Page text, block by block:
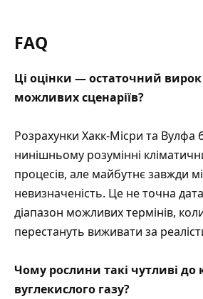
FAQ
Ці оцінки — остаточний
можливих сценаріїв?
Розрахунки Хакк-Місри та Вулфа
нинішньому розумінні
процесів, але майбутнє завжди
невизначеність. Це не точна дата
діапазон можливих термінів,
перестануть виживати за
Чому рослини такі чутливі до
вуглекислого газу?